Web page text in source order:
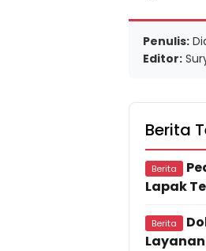
Penulis:
Editor:
Berita
Berita
Lapak
Berita